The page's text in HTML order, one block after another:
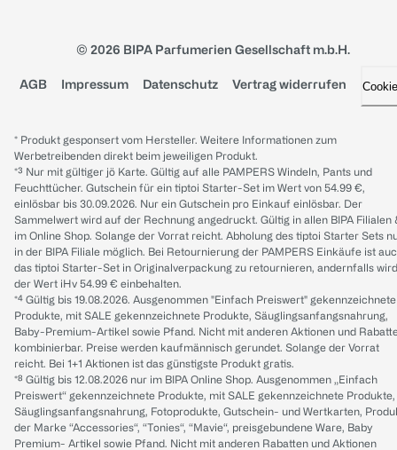
© 2026 BIPA Parfumerien Gesellschaft m.b.H.
AGB Impressum Datenschutz Vertrag widerrufen
* Produkt gesponsert vom Hersteller. Weitere Informationen zum
Werbetreibenden direkt beim jeweiligen Produkt.
*³ Nur mit gültiger jö Karte. Gültig auf alle PAMPERS Windeln, Pants und
Feuchttücher. Gutschein für ein tiptoi Starter-Set im Wert von 54.99 €,
einlösbar bis 30.09.2026. Nur ein Gutschein pro Einkauf einlösbar. Der
Sammelwert wird auf der Rechnung angedruckt. Gültig in allen BIPA Filialen
im Online Shop. Solange der Vorrat reicht. Abholung des tiptoi Starter Sets
in der BIPA Filiale möglich. Bei Retournierung der PAMPERS Einkäufe ist
das tiptoi Starter-Set in Originalverpackung zu retournieren, andernfalls wird
der Wert iHv 54.99 € einbehalten.
*⁴ Gültig bis 19.08.2026. Ausgenommen "Einfach Preiswert" gekennzeichnete
Produkte, mit SALE gekennzeichnete Produkte, Säuglingsanfangsnahrung,
Baby-Premium-Artikel sowie Pfand. Nicht mit anderen Aktionen und
kombinierbar. Preise werden kaufmännisch gerundet. Solange der Vorrat
reicht. Bei 1+1 Aktionen ist das günstigste Produkt gratis.
*⁸ Gültig bis 12.08.2026 nur im BIPA Online Shop. Ausgenommen „Einfach
Preiswert“ gekennzeichnete Produkte, mit SALE gekennzeichnete Produkte,
Säuglingsanfangsnahrung, Fotoprodukte, Gutschein- und Wertkarten,
der Marke “Accessories“, “Tonies“, “Mavie“, preisgebundene Ware, Baby
Premium- Artikel sowie Pfand. Nicht mit anderen Rabatten und Aktionen